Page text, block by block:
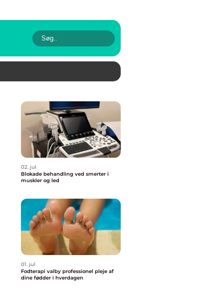
02. jul
Blokade behandling ved smerter i
muskler og led
01. jul
Fodterapi valby professionel pleje af
dine fødder i hverdagen